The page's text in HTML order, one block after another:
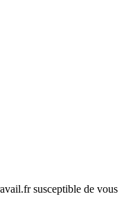
susceptible de vous